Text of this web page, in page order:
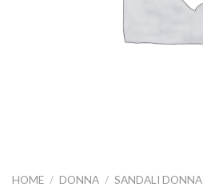
HOME / DONNA / SANDALI DONNA